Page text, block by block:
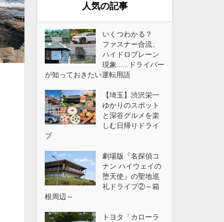
人気の記事
いくつわかる？
ファスナー合流、
ハイドロプレーン
現象......ドライバー
が知っておきたい運転用語
【埼玉】渋沢栄一
ゆかりのスポット
と深谷グルメを楽
しむ日帰りドライ
ブ
劇場版『名探偵コ
ナン ハイウェイの
堕天使』の聖地巡
礼ドライブ②～箱
根周辺～
トヨタ「カローラ